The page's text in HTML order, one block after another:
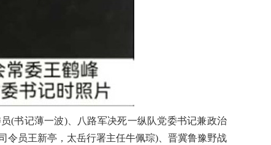
(书记薄一波)、八路军决死一纵队党委书记兼政治
令员王新亭，太岳行署主任牛佩琮)、晋冀鲁豫野战